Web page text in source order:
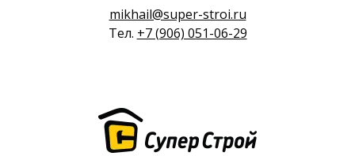
mikhail@super-stroi.ru
Тел. +7 (906) 051-06-29